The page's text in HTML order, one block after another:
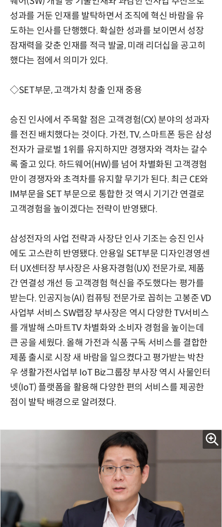
성과를 거둔 인재를 발탁하면서 조직에 혁신 바람을 유
도하는 인사를 단행했다. 확실한 성과를 보이면서 성장
잠재력을 갖춘 인재를 적극 발굴, 미래 리더십을 공고히
했다는 점에서 의미가 있다.
◇SET부문, 고객가치 창출 인재 중용
승진 인사에서 주목할 점은 고객경험(CX) 분야의 성과자
를 전진 배치했다는 것이다. 가전, TV, 스마트폰 등은 삼성
전자가 글로벌 1위를 유지하지만 경쟁자와 격차는 갈수
록 줄고 있다. 하드웨어(HW)를 넘어 차별화된 고객경험
만이 경쟁자와 초격차를 유지할 무기가 된다. 최근 CE와
IM부문을 SET 부문으로 통합한 것 역시 기기간 연결로
고객경험을 높이겠다는 전략이 반영됐다.
삼성전자의 사업 전략과 사장단 인사 기조는 승진 인사
에도 고스란히 반영됐다. 안용일 SET부문 디자인경영센
터 UX센터장 부사장은 사용자경험(UX) 전문가로, 제품
간 연결성 개선 등 고객경험 혁신을 주도했다는 평가를
받는다. 인공지능(AI) 컴퓨팅 전문가로 꼽히는 고봉준 VD
사업부 서비스 SW랩장 부사장은 역시 다양한 TV서비스
를 개발해 스마트TV 차별화와 소비자 경험을 높이는데
큰 공을 세웠다. 올해 가전과 식품 구독 서비스를 결합한
제품 출시로 시장 새 바람을 일으켰다고 평가받는 박찬
우 생활가전사업부 IoT Biz그룹장 부사장 역시 사물인터
넷(IoT) 플랫폼을 활용해 다양한 편의 서비스를 제공한
점이 발탁 배경으로 알려졌다.